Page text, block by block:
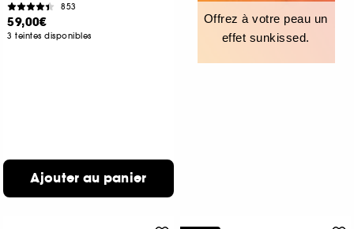
853
59,00€
3 teintes disponibles
Ajouter au panier
Offrez à votre peau un
effet sunkissed.